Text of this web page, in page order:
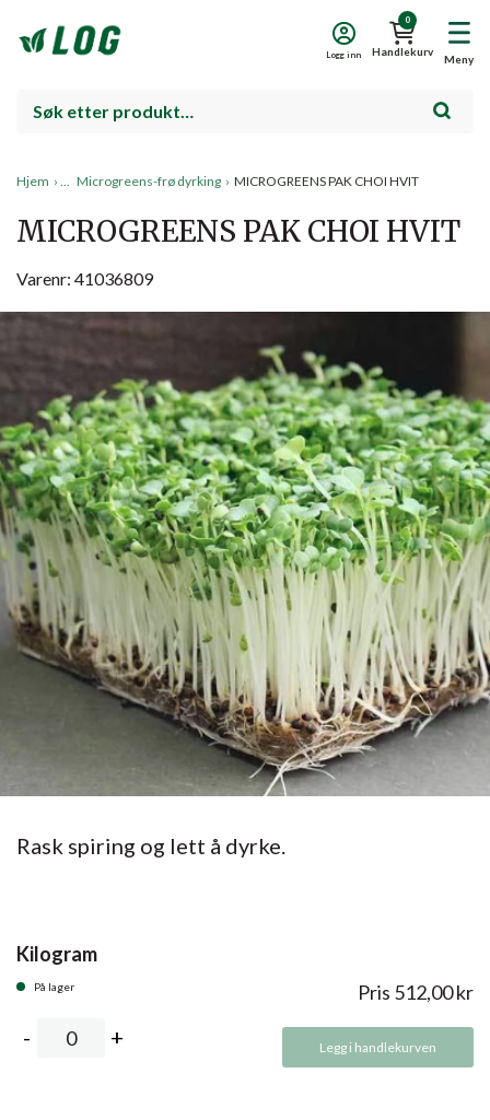
Meny
0
Handlekurv
Logg inn
Hjem › Microgreens-frø dyrking › MICROGREENS PAK CHOI HVIT
MICROGREENS PAK CHOI HVIT
Varenr: 41036809
Rask spiring og lett å dyrke.
Kilogram
På lager Pris 512,00kr
Legg i handlekurven